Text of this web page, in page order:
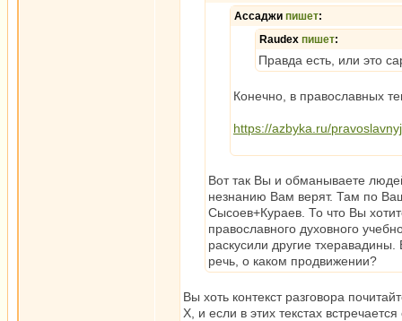
Ассаджи пишет:
Raudex пишет:
Правда есть, или это
Конечно, в православных
https://azbyka.ru/
Вот так Вы и обманываете
незнанию Вам верят. Там по
Сысоев+Кураев. То что Вы
православного духовного
раскусили другие
речь, о каком продвижении?
Вы хоть контекст разговора
X, и если в этих текстах